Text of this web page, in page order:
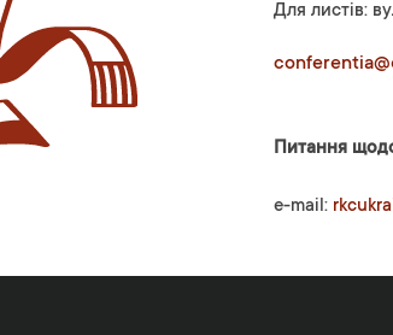
Для листів:
Питання
e-mail: